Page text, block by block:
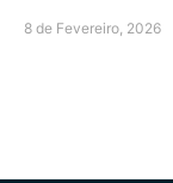
8 de Fevereiro, 2026